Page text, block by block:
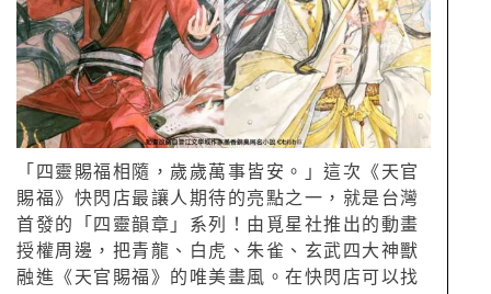
「四靈賜福相隨，歲歲萬事皆安。」這次《天官
賜福》快閃店最讓人期待的亮點之一，就是台灣
首發的「四靈韻章」系列！由覓星社推出的動畫
授權周邊，把青龍、白虎、朱雀、玄武四大神獸
融進《天官賜福》的唯美畫風。在快閃店可以找